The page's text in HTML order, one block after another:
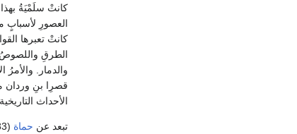
كانتْ سلَمْيَةُ
العصورِ لأسبابٍ
كانتْ تعبرها
الطرقِ واللصوصُ
والدمار.
قصرِا بنِ وردان
الأحداث
تبعد عن حماة